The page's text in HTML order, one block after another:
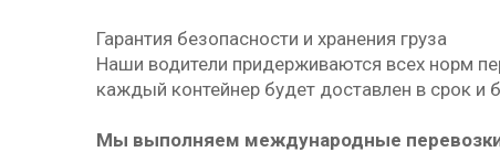
Гарантия безопасности и хранения груза
Наши водители придерживаются всех норм
каждый контейнер будет доставлен в срок и
Мы выполняем международные перевозки